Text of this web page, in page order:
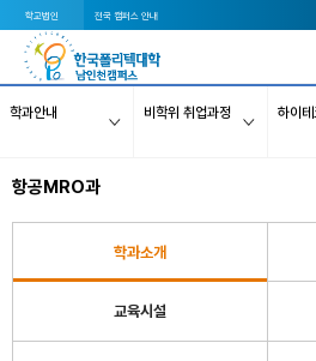
학교법인 전국 캠퍼스 안내
학과안내 비학위 취업과정
항공MRO과
학과소개
교육시설